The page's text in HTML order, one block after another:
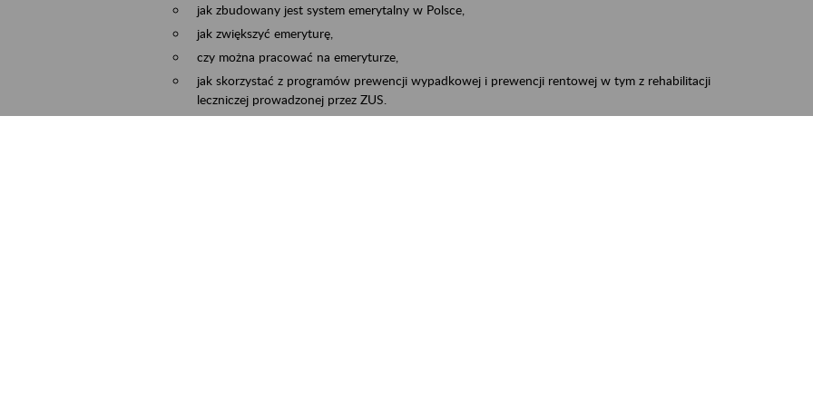
jak zbudowany jest system emerytalny w Polsce,
jak zwiększyć emeryturę,
czy można pracować na emeryturze,
jak skorzystać z programów prewencji wypadkowej i prewencji rentowej w tym z rehabilitacji
leczniczej prowadzonej przez ZUS.